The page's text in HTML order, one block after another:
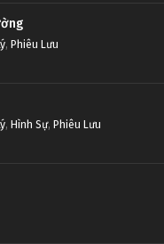
, Phiêu Lưu
, Hình Sự, Phiêu Lưu